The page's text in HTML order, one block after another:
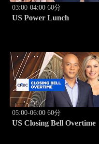
03:00-04:00 60分
US Power Lunch
05:00-06:00 60分
US Closing Bell Overtime